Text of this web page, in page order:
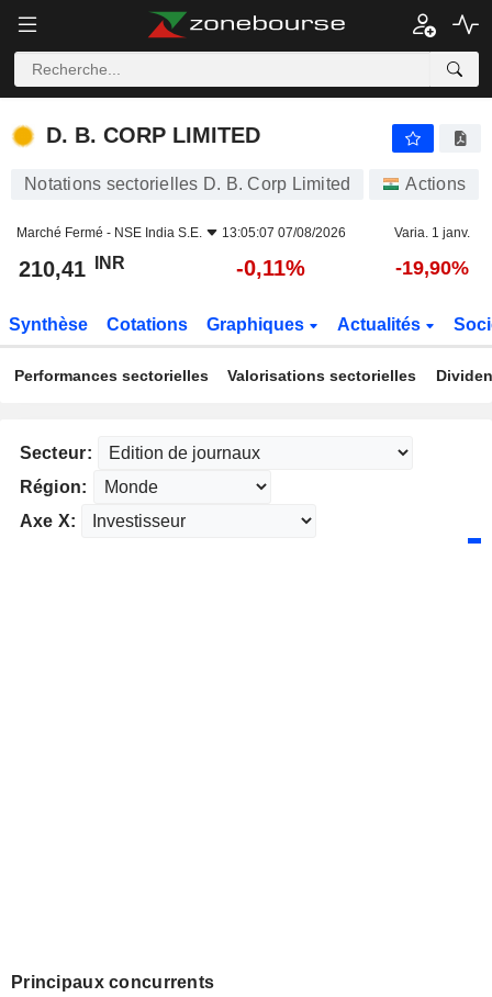
D. B. CORP LIMITED
D. B. CORP LIMITED
Notations sectorielles D. B. Corp Limited Actions
Marché Fermé - NSE India S.E. 13:05:07 07/08/2026 Varia. 1 janv.
210,41 INR -0,11% -19,90%
Synthèse Cotations Graphiques Actualités
Performances sectorielles Valorisations sectorielles
Secteur:
Région:
Axe X:
Principaux concurrents